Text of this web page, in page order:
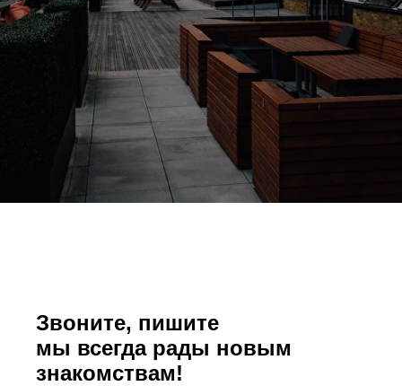
Звоните, пишите
мы всегда рады новым
знакомствам!